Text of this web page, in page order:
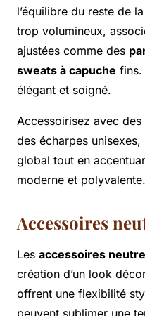
l’équilibre du reste de
trop volumineux,
ajustées comme des
sweats à capuche fins.
élégant et soigné.
Accessoirisez avec des
des écharpes
global tout en
moderne et polyvalente.
Accessoires
Les accessoires
création d’un look
offrent une flexibilité